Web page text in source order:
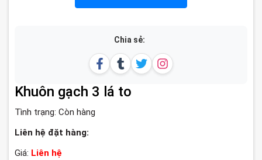
Chia sẻ:
Khuôn gạch 3 lá to
Tình trạng: Còn hàng
Liên hệ đặt hàng:
Giá: Liên hệ